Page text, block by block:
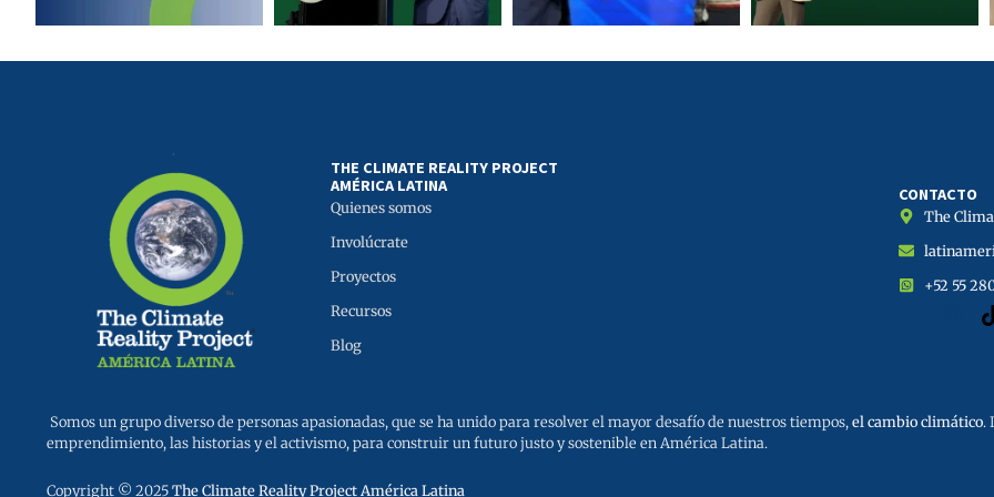
THE CLIMATE REALITY PROJECT
AMÉRICA LATINA
Quienes somos
Involúcrate
Proyectos
Recursos
Blog
CONTACTO
The
+52 55
Somos un grupo diverso de personas apasionadas, que se ha unido para resolver el mayor desafío de nuestros tiempos, el cambio climático.
emprendimiento, las historias y el activismo, para construir un futuro justo y sostenible en América Latina.
Copyright © 2025The Climate Reality Project América Latina